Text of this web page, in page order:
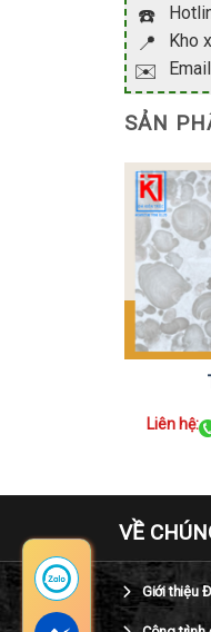
☎️
📍 Kho
✉️
SẢN
Liên hệ:
VỀ
Giới thiệu